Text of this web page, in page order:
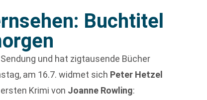
Buchtitel
und hat zigtausende Bücher
am 16.7. widmet sich Peter Hetzel
Krimi von Joanne Rowling: